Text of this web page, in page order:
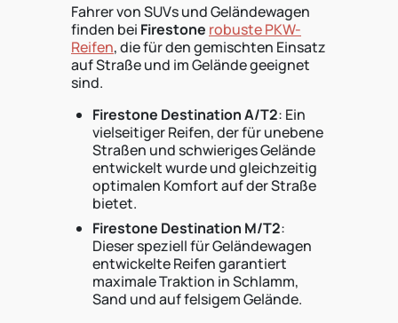
Fahrer von SUVs und Geländewagen
finden bei Firestone robuste PKW-
Reifen, die für den gemischten Einsatz
auf Straße und im Gelände geeignet
sind.
Firestone Destination A/T2: Ein
vielseitiger Reifen, der für unebene
Straßen und schwieriges Gelände
entwickelt wurde und gleichzeitig
optimalen Komfort auf der Straße
bietet.
Firestone Destination M/T2:
Dieser speziell für Geländewagen
entwickelte Reifen garantiert
maximale Traktion in Schlamm,
Sand und auf felsigem Gelände.